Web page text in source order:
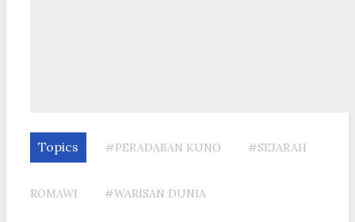
Topics #PERADABAN KUNO #SEJARAH
ROMAWI #WARISAN DUNIA